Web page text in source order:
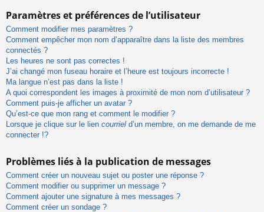
Paramètres et préférences de l’utilisateur
Comment modifier mes paramètres ?
Comment empêcher mon nom d’apparaître dans la liste des membres
connectés ?
Les heures ne sont pas correctes !
J’ai changé mon fuseau horaire et l’heure est toujours incorrecte !
Ma langue n’est pas dans la liste !
A quoi correspondent les images à proximité de mon nom d’utilisateur ?
Comment puis-je afficher un avatar ?
Qu’est-ce que mon rang et comment le modifier ?
Lorsque je clique sur le lien courriel d’un membre, on me demande de me
connecter !?
Problèmes liés à la publication de messages
Comment créer un nouveau sujet ou poster une réponse ?
Comment modifier ou supprimer un message ?
Comment ajouter une signature à mes messages ?
Comment créer un sondage ?